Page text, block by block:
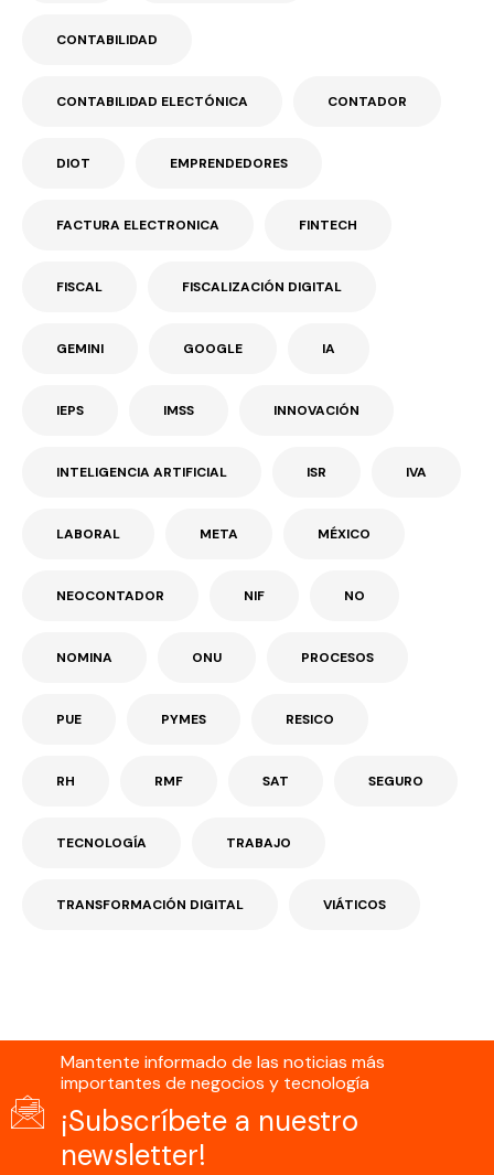
CONTABILIDAD
CONTABILIDAD ELECTÓNICA CONTADOR
DIOT EMPRENDEDORES
FACTURA ELECTRONICA FINTECH
FISCAL FISCALIZACIÓN DIGITAL
GEMINI GOOGLE IA
IEPS IMSS INNOVACIÓN
INTELIGENCIA ARTIFICIAL ISR IVA
LABORAL META MÉXICO
NEOCONTADOR NIF NO
NOMINA ONU PROCESOS
PUE PYMES RESICO
RH RMF SAT SEGURO
TECNOLOGÍA TRABAJO
TRANSFORMACIÓN DIGITAL VIÁTICOS
Mantente informado de las noticias más
importantes de negocios y tecnología
¡Subscríbete a nuestro
newsletter!